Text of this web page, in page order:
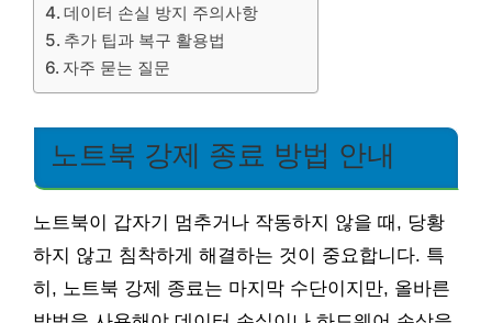
데이터 손실 방지 주의사항
추가 팁과 복구 활용법
자주 묻는 질문
노트북 강제 종료 방법 안내
노트북이 갑자기 멈추거나 작동하지 않을 때, 당황
하지 않고 침착하게 해결하는 것이 중요합니다. 특
히, 노트북 강제 종료는 마지막 수단이지만, 올바른